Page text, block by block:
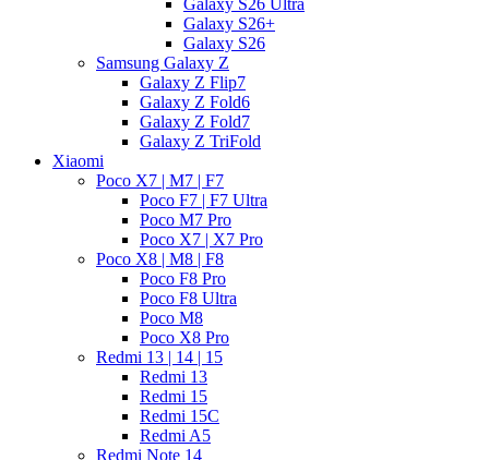
Galaxy S26 Ultra
Galaxy S26+
Galaxy S26
Samsung Galaxy Z
Galaxy Z Flip7
Galaxy Z Fold6
Galaxy Z Fold7
Galaxy Z TriFold
Xiaomi
Poco X7 | M7 | F7
Poco F7 | F7 Ultra
Poco M7 Pro
Poco X7 | X7 Pro
Poco X8 | M8 | F8
Poco F8 Pro
Poco F8 Ultra
Poco M8
Poco X8 Pro
Redmi 13 | 14 | 15
Redmi 13
Redmi 15
Redmi 15C
Redmi A5
Redmi Note 14